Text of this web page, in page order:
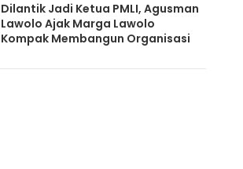
Dilantik Jadi Ketua PMLI, Agusman
Lawolo Ajak Marga Lawolo
Kompak Membangun Organisasi